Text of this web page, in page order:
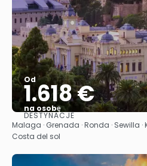
Od
1.618 €
na osobę
DESTYNACJE
Malaga · Grenada · Ronda · Sewilla
Costa del sol